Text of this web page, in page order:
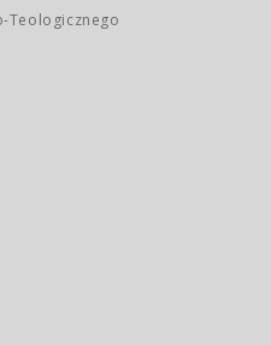
Teologicznego